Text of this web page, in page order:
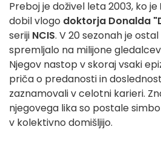
Preboj je doživel leta 2003, ko je
dobil vlogo doktorja Donalda
seriji NCIS. V 20 sezonah je
spremljalo na milijone
Njegov nastop v skoraj vsaki
priča o predanosti in
zaznamovali v celotni karieri.
njegovega lika so postale
v kolektivno domišljijo.